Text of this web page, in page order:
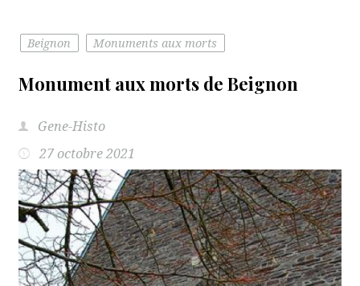
Beignon Monuments aux morts
Monument aux morts de Beignon
Gene-Histo
27 octobre 2021